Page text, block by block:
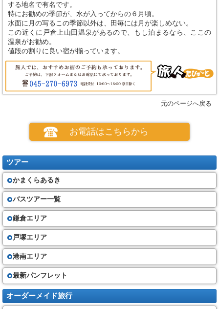
する地名で有名です。
特にお勧めの季節が、水が入ってからの６月頃。
水面に月の写るこの季節以外は、田毎には月が楽しめない。
この近くに戸倉上山田温泉があるので、もし泊まるなら、ここの
温泉がお勧め。
値段の割りに良い宿が揃っています。
元のページへ戻る
お電話はこちらから
ツアー
かまくらあるき
バスツアー一覧
鎌倉エリア
戸塚エリア
港南エリア
最新パンフレット
オーダーメイド旅行